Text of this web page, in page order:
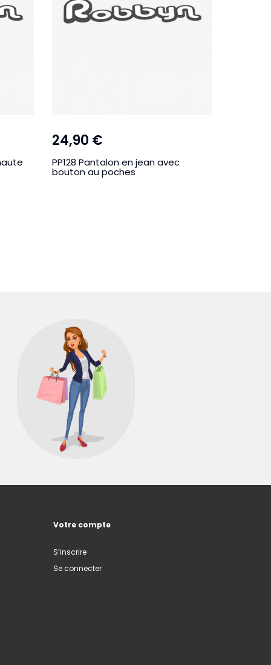
24,90 €
PP128 Pantalon en jean avec
bouton au poches
Votre compte
S’inscrire
Se connecter